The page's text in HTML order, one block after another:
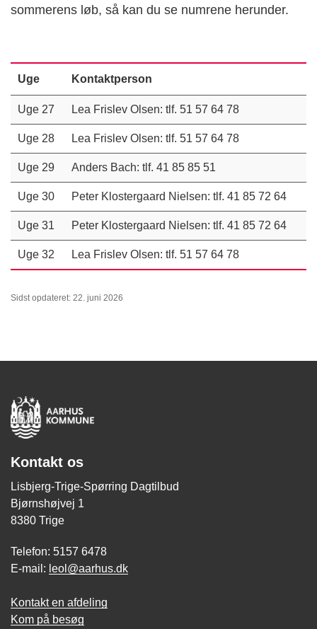
sommerens løb, så kan du se numrene herunder.
Uge Kontaktperson
Uge 27 Lea Frislev Olsen: tlf. 51 57 64 78
Uge 28 Lea Frislev Olsen: tlf. 51 57 64 78
Uge 29 Anders Bach: tlf. 41 85 85 51
Uge 30 Peter Klostergaard Nielsen: tlf. 41 85 72 64
Uge 31 Peter Klostergaard Nielsen: tlf. 41 85 72 64
Uge 32 Lea Frislev Olsen: tlf. 51 57 64 78
Sidst opdateret: 22. juni 2026
Kontakt os
Lisbjerg-Trige-Spørring Dagtilbud
Bjørnshøjvej 1
8380 Trige
Telefon: 5157 6478
E-mail: leol@aarhus.dk
Kontakt en afdeling
Kom på besøg